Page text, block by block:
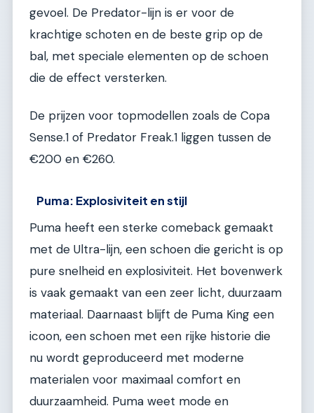
gevoel. De Predator-lijn is er voor de
krachtige schoten en de beste grip op de
bal, met speciale elementen op de schoen
die de effect versterken.
De prijzen voor topmodellen zoals de Copa
Sense.1 of Predator Freak.1 liggen tussen de
€200 en €260.
Puma: Explosiviteit en stijl
Puma heeft een sterke comeback gemaakt
met de Ultra-lijn, een schoen die gericht is op
pure snelheid en explosiviteit. Het bovenwerk
is vaak gemaakt van een zeer licht, duurzaam
materiaal. Daarnaast blijft de Puma King een
icoon, een schoen met een rijke historie die
nu wordt geproduceerd met moderne
materialen voor maximaal comfort en
duurzaamheid. Puma weet mode en